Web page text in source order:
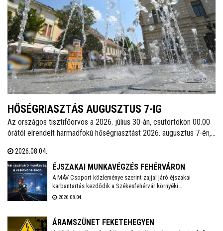
HŐSÉGRIASZTÁS AUGUSZTUS 7-IG
Az országos tisztifőorvos a 2026. július 30-án, csütörtökön 00.00
órától elrendelt harmadfokú hőségriasztást 2026. augusztus 7-én,
továbbra is működnek az ivókutak, emellett klimatizált helyiségek
is várják a lakosságot a hőségben. A város polgármestere
mindenkit arra kér, hogy figyeljünk egymásra, kiemelten a
környezetünkben élő idős emberekre, valamint vigyázzunk a
háziállatainkra is.
2026.08.04.
ÉJSZAKAI MUNKAVÉGZÉS FEHÉRVÁRON
A MÁV Csoport közleménye szerint zajjal járó éjszakai
karbantartás kezdődik a Székesfehérvár környéki
vasútvonalakon augusztus 6-án. Székesfehérváron augusztus
2026.08.04.
ÁRAMSZÜNET FEKETEHEGYEN